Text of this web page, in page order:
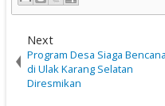
Next
Program Desa Siaga Bencana
di Ulak Karang Selatan
Diresmikan